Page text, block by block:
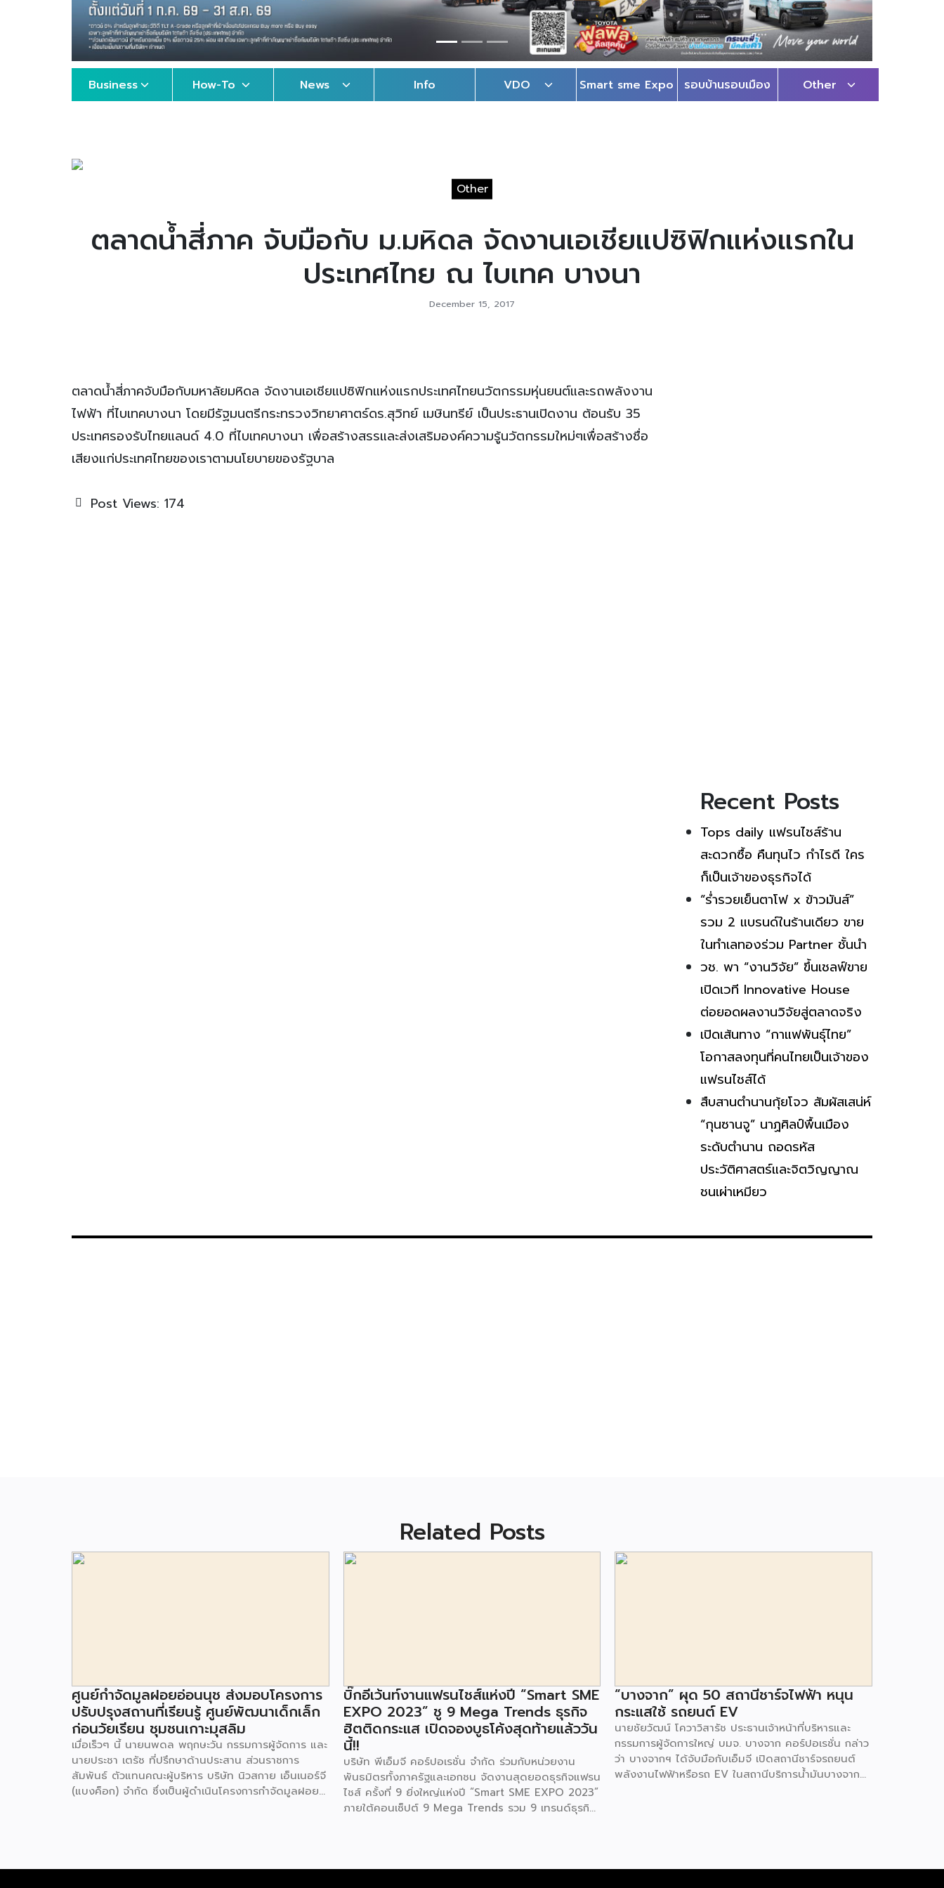
Business How-To News Info VDO Smart sme Expo รอบบ้านรอบเมือง Other
Other
ตลาดน้ำสี่ภาค จับมือกับ ม.มหิดล จัดงานเอเชียแปซิฟิกแห่งแรกใน
ประเทศไทย ณ ไบเทค บางนา
December 15, 2017
ตลาดน้ำสี่ภาคจับมือกับมหาลัยมหิดล จัดงานเอเชียแปซิฟิกแห่งแรกประเทศไทยนวัตกรรมหุ่นยนต์และรถพลังงาน
ไฟฟ้า ที่ไบเทคบางนา โดยมีรัฐมนตรีกระทรวงวิทยาศาตร์ดร.สุวิทย์ เมษินทรีย์ เป็นประธานเปิดงาน ต้อนรับ 35
ประเทศรองรับไทยแลนด์ 4.0 ที่ไบเทคบางนา เพื่อสร้างสรรและส่งเสริมองค์ความรู้นวัตกรรมใหม่ๆเพื่อสร้างชื่อ
เสียงแก่ประเทศไทยของเราตามนโยบายของรัฐบาล
Post Views: 174
Recent Posts
Tops daily แฟรนไชส์ร้าน
สะดวกซื้อ คืนทุนไว กำไรดี ใคร
ก็เป็นเจ้าของธุรกิจได้
“ร่ำรวยเย็นตาโฟ x ข้าวมันส์”
รวม 2 แบรนด์ในร้านเดียว ขาย
ในทำเลทองร่วม Partner ชั้นนำ
วช. พา “งานวิจัย” ขึ้นเชลฟ์ขาย
เปิดเวที Innovative House
ต่อยอดผลงานวิจัยสู่ตลาดจริง
เปิดเส้นทาง “กาแฟพันธุ์ไทย”
โอกาสลงทุนที่คนไทยเป็นเจ้าของ
แฟรนไชส์ได้
สืบสานตำนานกุ้ยโจว สัมผัสเสน่ห์
“กุนซานจู” นาฏศิลป์พื้นเมือง
ระดับตำนาน ถอดรหัส
ประวัติศาสตร์และจิตวิญญาณ
ชนเผ่าเหมียว
Related Posts
ศูนย์กำจัดมูลฝอยอ่อนนุช ส่งมอบโครงการ
ปรับปรุงสถานที่เรียนรู้ ศูนย์พัฒนาเด็กเล็ก
ก่อนวัยเรียน ชุมชนเกาะมุสลิม
เมื่อเร็วๆ นี้ นายนพดล พฤกษะวัน กรรมการผู้จัดการ และ
นายประชา เตรัช ที่ปรึกษาด้านประสาน ส่วนราชการ
สัมพันธ์ ตัวแทนคณะผู้บริหาร บริษัท นิวสกาย เอ็นเนอร์จี
(แบงค็อก) จํากัด ซึ่งเป็นผู้ดำเนินโครงการกำจัดมูลฝอย
ประเวศ เขตประเวศ กรุงเทพมหานคร ทั้งนี้โครงการ
บิ๊กอีเว้นท์งานแฟรนไชส์แห่งปี “Smart SME
EXPO 2023” ชู 9 Mega Trends ธุรกิจ
ฮิตติดกระแส เปิดจองบูธโค้งสุดท้ายแล้ววัน
นี้!!
บริษัท พีเอ็มจี คอร์ปอเรชั่น จำกัด ร่วมกับหน่วยงาน
พันธมิตรทั้งภาครัฐและเอกชน จัดงานสุดยอดธุรกิจแฟรน
ไชส์ ครั้งที่ 9 ยิ่งใหญ่แห่งปี “Smart SME EXPO 2023”
ภายใต้คอนเซ็ปต์ 9 Mega Trends รวม 9 เทรนด์ธุรกิจ
Health & Wellness Trends, E-Commerce
“บางจาก” ผุด 50 สถานีชาร์จไฟฟ้า หนุน
กระแสใช้ รถยนต์ EV
นายชัยวัฒน์ โควาวิสารัช ประธานเจ้าหน้าที่บริหารและ
กรรมการผู้จัดการใหญ่ บมจ. บางจาก คอร์ปอเรชั่น กล่าว
ว่า บางจากฯ ได้จับมือกับเอ็มจี เปิดสถานีชาร์จรถยนต์
พลังงานไฟฟ้าหรือรถ EV ในสถานีบริการน้ำมันบางจาก
จะทำให้สถานีบริการน้ำมันบางจากมีสถานีชาร์จรถ EV ทั้ง